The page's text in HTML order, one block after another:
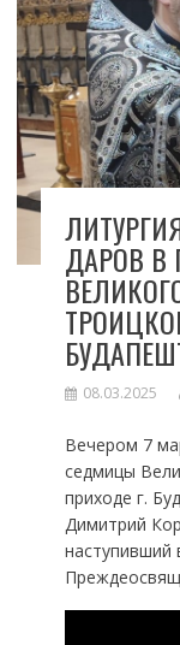
ДАРОВ В
08.03.2025
Вечером 7
седмицы
приходе г.
Димитрий
наступивший